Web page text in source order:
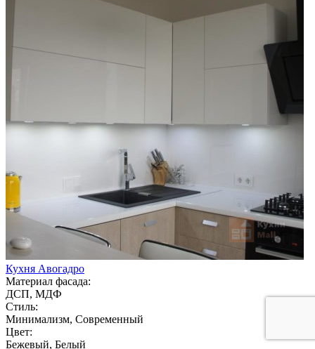
Кухня Авогадро
Материал фасада:
ДСП, МДФ
Стиль:
Минимализм, Современный
Цвет:
Бежевый, Белый